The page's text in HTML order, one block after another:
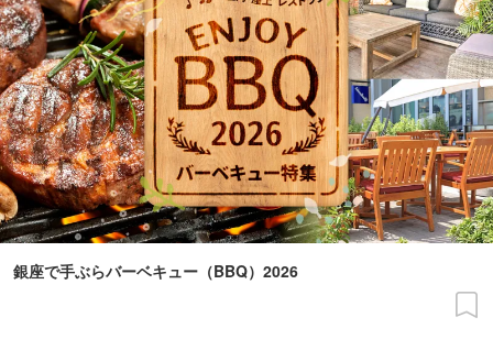
銀座で手ぶらバーベキュー（BBQ）2026